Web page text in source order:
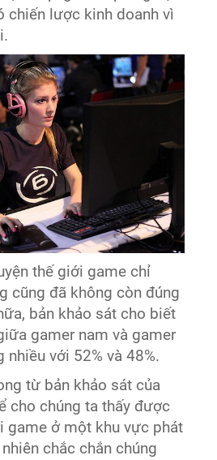
chiến lược kinh doanh vì
thế giới game chỉ
cũng đã không còn đúng
bản khảo sát cho biết
gamer nam và gamer
nhiều với 52% và 48%.
từ bản khảo sát của
cho chúng ta thấy được
game ở một khu vực phát
chắc chắn chúng